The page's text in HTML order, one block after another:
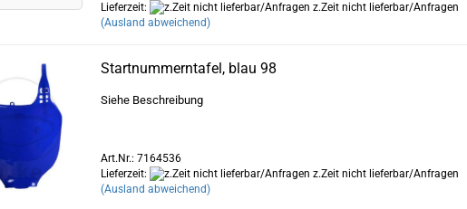
Lieferzeit:
z.Zeit nicht lieferbar/Anfragen
(Ausland abweichend)
Startnummerntafel, blau 98
Siehe Beschreibung
Art.Nr.: 7164536
Lieferzeit:
z.Zeit nicht lieferbar/Anfragen
(Ausland abweichend)